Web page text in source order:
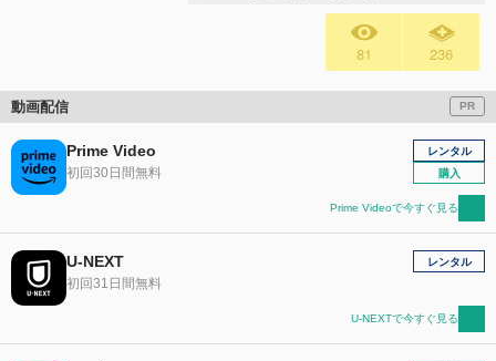
81 236
動画配信 PR
Prime Video
初回30日間無料
レンタル
購入
Prime Videoで今すぐ見る
U-NEXT
初回31日間無料
レンタル
U-NEXTで今すぐ見る